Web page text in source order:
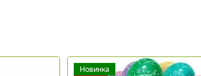
Новинка